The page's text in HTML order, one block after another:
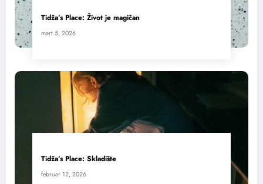
Tidža’s Place: Život je magičan
mart 5, 2026
Tidža’s Place: Skladište
februar 12, 2026